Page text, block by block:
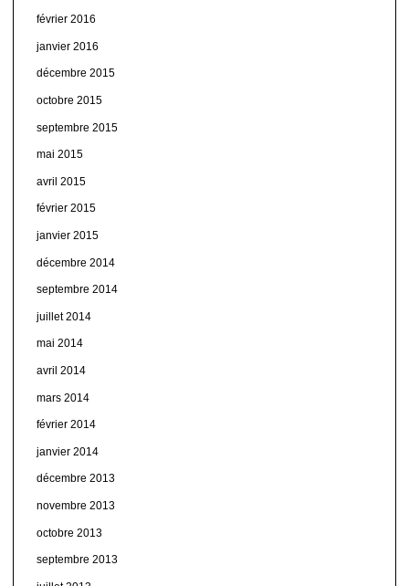
février 2016
janvier 2016
décembre 2015
octobre 2015
septembre 2015
mai 2015
avril 2015
février 2015
janvier 2015
décembre 2014
septembre 2014
juillet 2014
mai 2014
avril 2014
mars 2014
février 2014
janvier 2014
décembre 2013
novembre 2013
octobre 2013
septembre 2013